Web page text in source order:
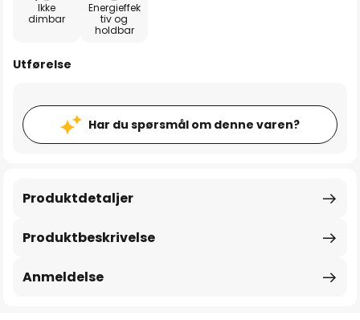
Ikke
dimbar
Energieffek
tiv og
holdbar
Utførelse
Har du spørsmål om denne varen?
Produktbeskrivelse
Produktdetaljer
Anmeldelse